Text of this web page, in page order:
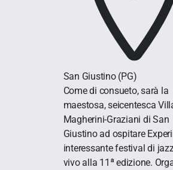
San Giustino (PG)
Come di consueto, sarà la
maestosa, seicentesca
Magherini-Graziani di San
Giustino ad ospitare
interessante festival di
vivo alla 11ª edizione.